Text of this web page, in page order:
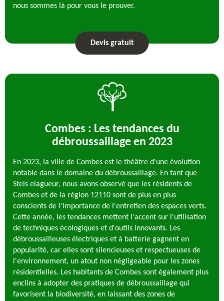
nous sommes là pour vous le prouver.
Devis gratuit
Combes : Les tendances du
débroussaillage en 2023
En 2023, la ville de Combes est le théâtre d'une évolution
notable dans le domaine du débroussaillage. En tant que
Steis elagueur, nous avons observé que les résidents de
Combes et de la région 12110 sont de plus en plus
conscients de l'importance de l'entretien des espaces verts.
Cette année, les tendances mettent l'accent sur l'utilisation
de techniques écologiques et d'outils innovants. Les
débroussailleuses électriques et à batterie gagnent en
popularité, car elles sont silencieuses et respectueuses de
l'environnement, un atout non négligeable pour les zones
résidentielles. Les habitants de Combes sont également plus
enclins à adopter des pratiques de débroussaillage qui
favorisent la biodiversité, en laissant des zones de